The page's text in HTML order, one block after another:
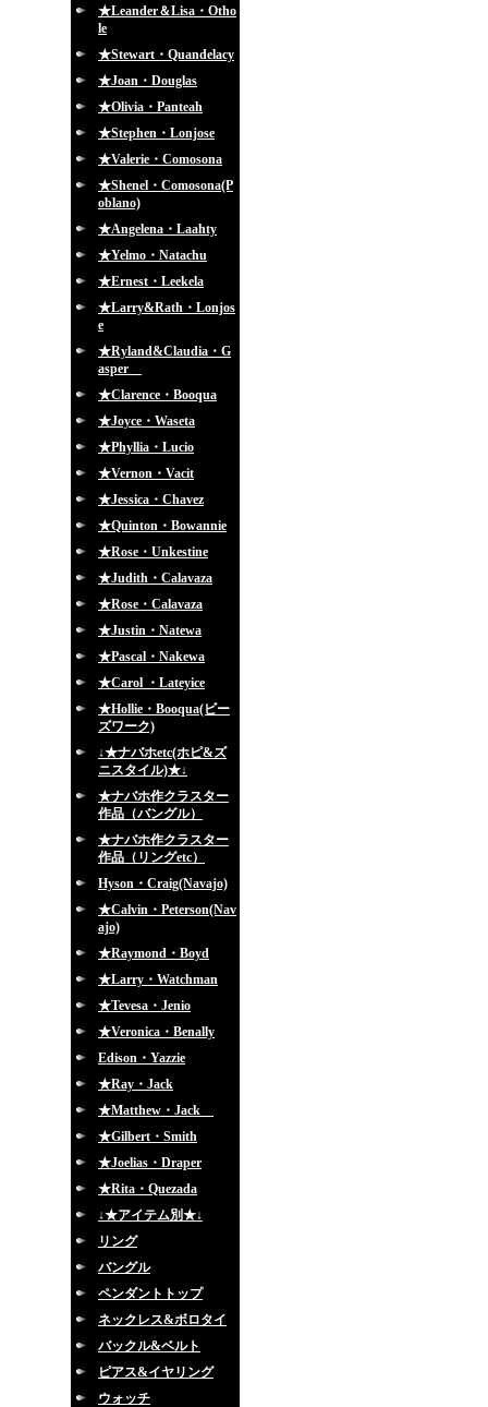
★Leander＆Lisa・Otho
le
★Stewart・Quandelacy
★Joan・Douglas
★Olivia・Panteah
★Stephen・Lonjose
★Valerie・Comosona
★Shenel・Comosona(P
oblano)
★Angelena・Laahty
★Yelmo・Natachu
★Ernest・Leekela
★Larry&Rath・Lonjos
e
★Ryland&Claudia・G
asper
★Clarence・Booqua
★Joyce・Waseta
★Phyllia・Lucio
★Vernon・Vacit
★Jessica・Chavez
★Quinton・Bowannie
★Rose・Unkestine
★Judith・Calavaza
★Rose・Calavaza
★Justin・Natewa
★Pascal・Nakewa
★Carol ・Lateyice
★Hollie・Booqua(ビー
ズワーク)
↓★ナバホetc(ホピ&ズ
ニスタイル)★↓
★ナバホ作クラスター
作品（バングル）
★ナバホ作クラスター
作品（リングetc）
Hyson・Craig(Navajo)
★Calvin・Peterson(Nav
ajo)
★Raymond・Boyd
★Larry・Watchman
★Tevesa・Jenio
★Veronica・Benally
Edison・Yazzie
★Ray・Jack
★Matthew・Jack
★Gilbert・Smith
★Joelias・Draper
★Rita・Quezada
↓★アイテム別★↓
リング
バングル
ペンダントトップ
ネックレス&ボロタイ
バックル&ベルト
ピアス&イヤリング
ウォッチ